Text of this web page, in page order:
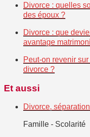
Divorce : quelles
des époux ?
Divorce : que
avantage
Peut-on revenir
divorce ?
Et aussi
Divorce,
Famille - Scolarité